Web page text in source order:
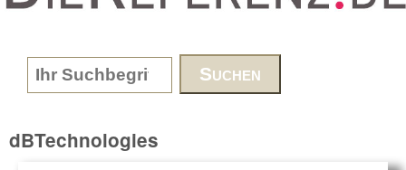
www.DieReferenz.de
Search form
dBTechnologies